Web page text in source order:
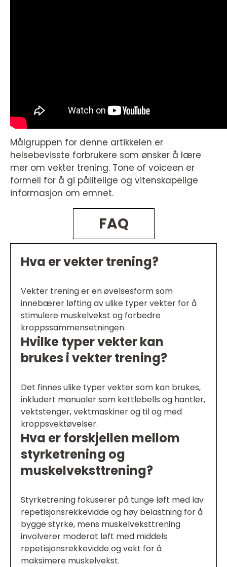
Målgruppen for denne artikkelen er
helsebevisste forbrukere som ønsker å lære
mer om vekter trening. Tone of voiceen er
formell for å gi pålitelige og vitenskapelige
informasjon om emnet.
FAQ
Hva er vekter trening?
Vekter trening er en øvelsesform som
innebærer løfting av ulike typer vekter for å
stimulere muskelvekst og forbedre
kroppssammensetningen.
Hvilke typer vekter kan
brukes i vekter trening?
Det finnes ulike typer vekter som kan brukes,
inkludert manualer som kettlebells og hantler,
vektstenger, vektmaskiner og til og med
kroppsvektøvelser.
Hva er forskjellen mellom
styrketrening og
muskelveksttrening?
Styrketrening fokuserer på tunge løft med lav
repetisjonsrekkevidde og høy belastning for å
bygge styrke, mens muskelveksttrening
involverer moderat løft med middels
repetisjonsrekkevidde og vekt for å
maksimere muskelvekst.